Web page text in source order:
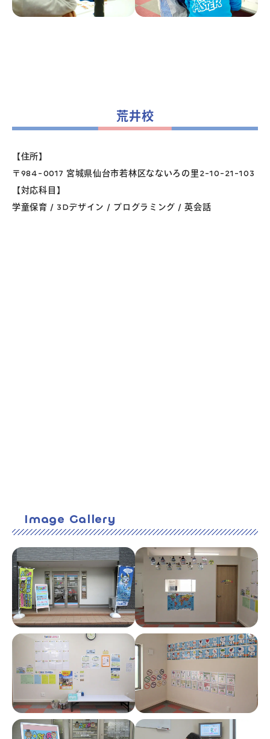
荒井校
【住所】
〒984-0017 宮城県仙台市若林区なないろの里2-10-21-103
【対応科目】
学童保育 / 3Dデザイン / プログラミング / 英会話
Image Gallery